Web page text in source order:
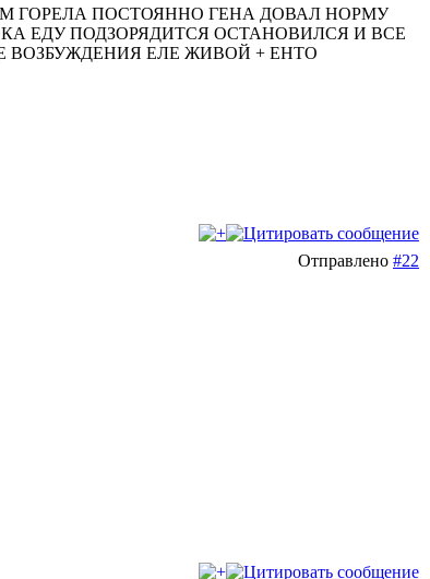
ГОРЕЛА ПОСТОЯННО ГЕНА ДОВАЛ НОРМУ
ЕДУ ПОДЗОРЯДИТСЯ ОСТАНОВИЛСЯ И ВСЕ
ЕЛЕ ЖИВОЙ + ЕНТО
Отправлено #22